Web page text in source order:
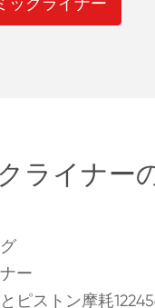
ライナー
ー
ピストン摩耗